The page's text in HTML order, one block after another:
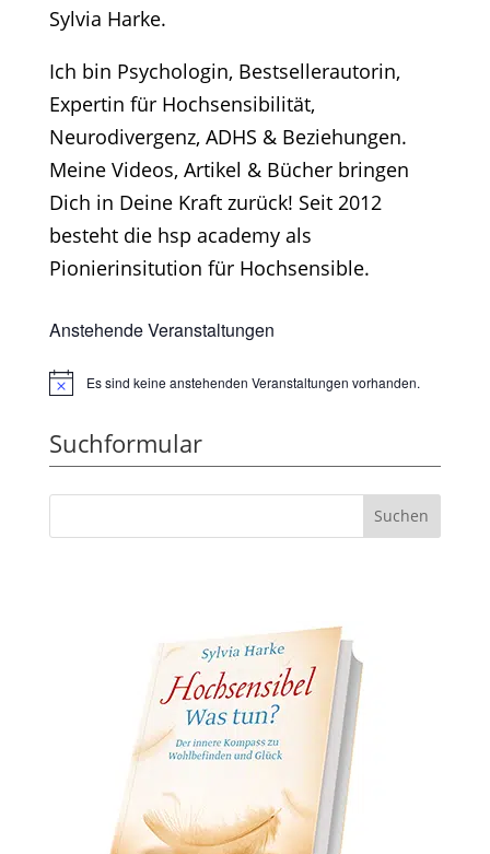
Sylvia Harke.
Ich bin Psychologin, Bestsellerautorin,
Expertin für Hochsensibilität,
Neurodivergenz, ADHS & Beziehungen.
Meine Videos, Artikel & Bücher bringen
Dich in Deine Kraft zurück! Seit 2012
besteht die hsp academy als
Pionierinsitution für Hochsensible.
Anstehende Veranstaltungen
HinweisEs sind keine anstehenden Veranstaltungen vorhanden.
Suchformular